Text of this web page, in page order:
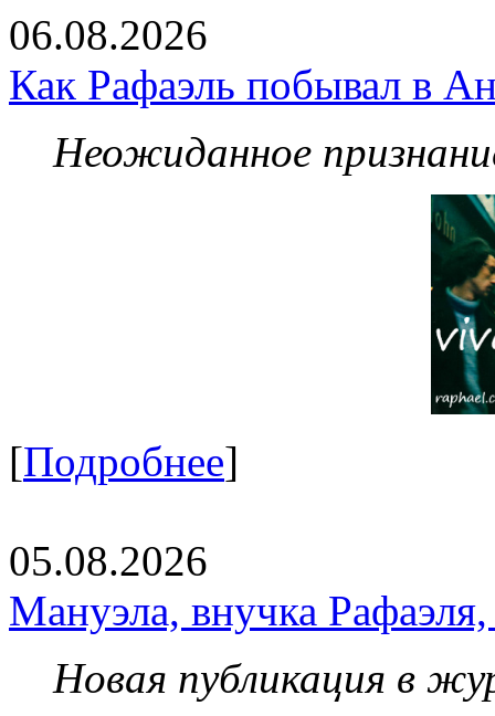
06.08.2026
Как Рафаэль побывал в
Неожиданное
[Подробнее]
05.08.2026
Мануэла, внучка
Новая публикация в